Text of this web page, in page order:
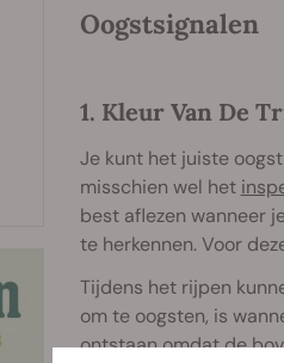
Oogstsignalen
1. Kleur Van De
Je kunt het juiste
misschien wel het
best aflezen wanneer
te herkennen. Voor
Tijdens het rijpen
om te oogsten, is
ontstaan omdat de